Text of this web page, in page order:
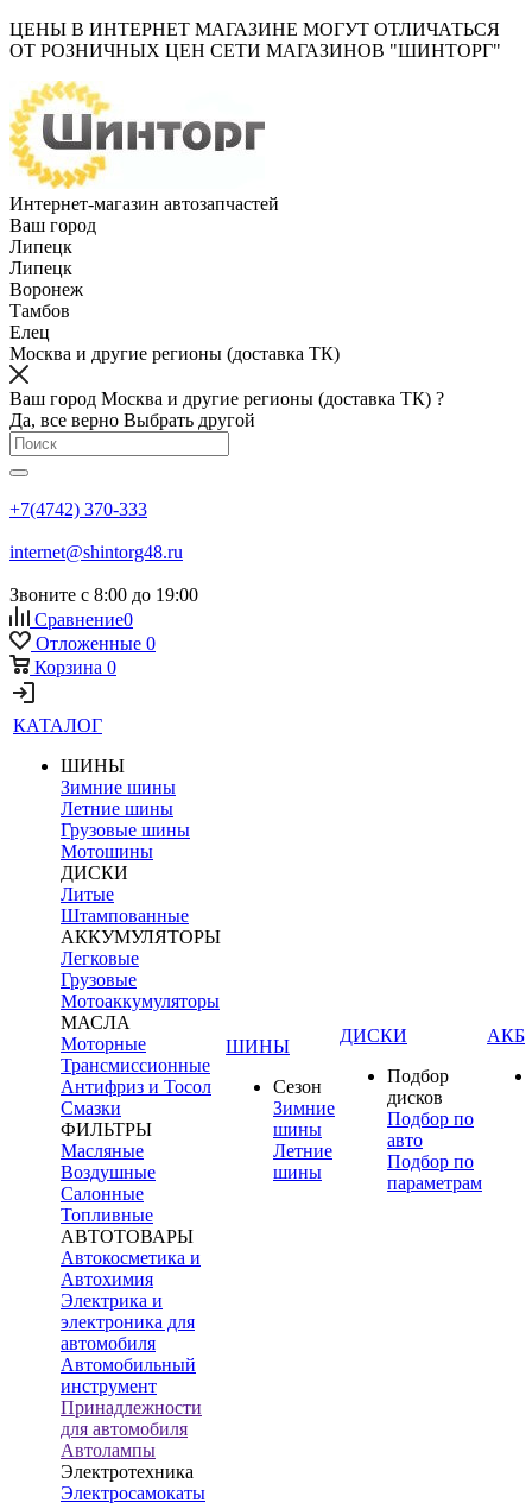
ЦЕНЫ В ИНТЕРНЕТ МАГАЗИНЕ МОГУТ ОТЛИЧАТЬСЯ
ОТ РОЗНИЧНЫХ ЦЕН СЕТИ МАГАЗИНОВ "ШИНТОРГ"
Интернет-магазин автозапчастей
Ваш город
Липецк
Липецк
Воронеж
Тамбов
Елец
Москва и другие регионы (доставка ТК)
Ваш город Москва и другие регионы (доставка ТК) ?
Да, все верно Выбрать другой
+7(4742) 370-333
internet@shintorg48.ru
Звоните с 8:00 до 19:00
Сравнение0
Отложенные 0
Корзина 0
КАТАЛОГ
ШИНЫ
Зимние шины
Летние шины
Грузовые шины
Мотошины
ДИСКИ
Литые
Штампованные
АККУМУЛЯТОРЫ
Легковые
Грузовые
Мотоаккумуляторы
МАСЛА
Моторные
Трансмиссионные
Антифриз и Тосол
Смазки
ФИЛЬТРЫ
Масляные
Воздушные
Салонные
Топливные
АВТОТОВАРЫ
Автокосметика и
Автохимия
Электрика и
электроника для
автомобиля
Автомобильный
инструмент
Принадлежности
для автомобиля
Автолампы
Электротехника
Электросамокаты
ШИНЫ
Сезон
Зимние
шины
Летние
шины
ДИСКИ
Подбор
дисков
Подбор по
авто
Подбор по
параметрам
АКБ